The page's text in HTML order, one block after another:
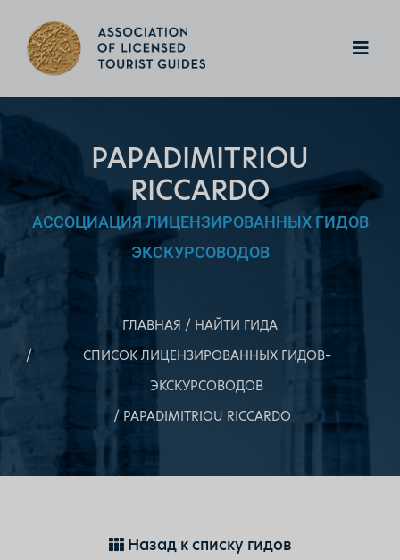
PAPADIMITRIOU
RICCARDO
АССОЦИАЦИЯ ЛИЦЕНЗИРОВАННЫХ ГИДОВ
ЭКСКУРСОВОДОВ
ГЛАВНАЯ
НАЙТИ ГИДА
СПИСОК ЛИЦЕНЗИРОВАННЫХ ГИДОВ–
ЭКСКУРСОВОДОВ
PAPADIMITRIOU RICCARDO
Назад к списку гидов